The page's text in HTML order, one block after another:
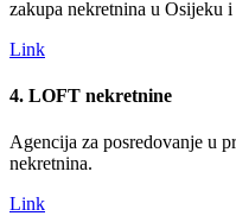
zakupa nekretnina u Osijeku
Link
4. LOFT nekretnine
Agencija za posredovanje u
nekretnina.
Link